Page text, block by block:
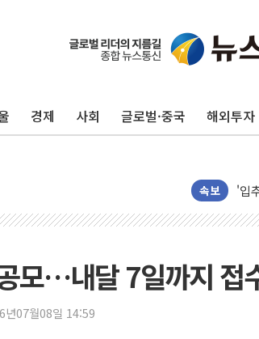
경제 사회 글로벌·중국 해외투자
속보
종
"
유
장
모…내달 7일까지 접
년07월08일 14:59